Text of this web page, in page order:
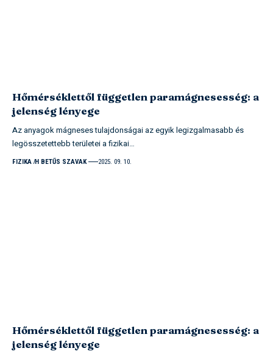
Hőmérséklettől független paramágnesesség: a
jelenség lényege
Az anyagok mágneses tulajdonságai az egyik legizgalmasabb és
legösszetettebb területei a fizikai…
FIZIKA H BETŰS SZAVAK 2025. 09. 10.
Hőmérséklettől független paramágnesesség: a
jelenség lényege